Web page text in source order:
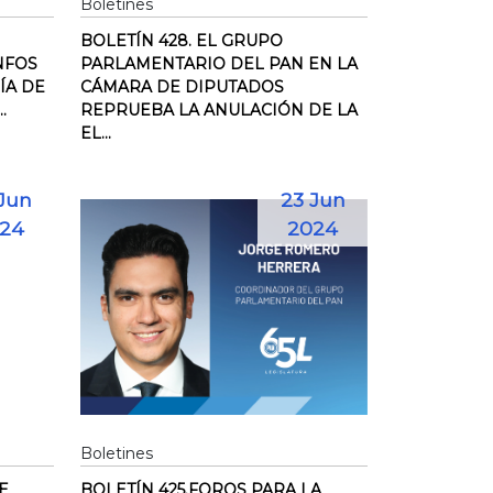
DE
Boletines
BOLETÍN 428. EL GRUPO
PARLAMENTARIO DEL PAN EN LA
CÁMARA DE DIPUTADOS
REPRUEBA LA ANULACIÓN DE LA
EL...
23 Jun
2024
Boletines